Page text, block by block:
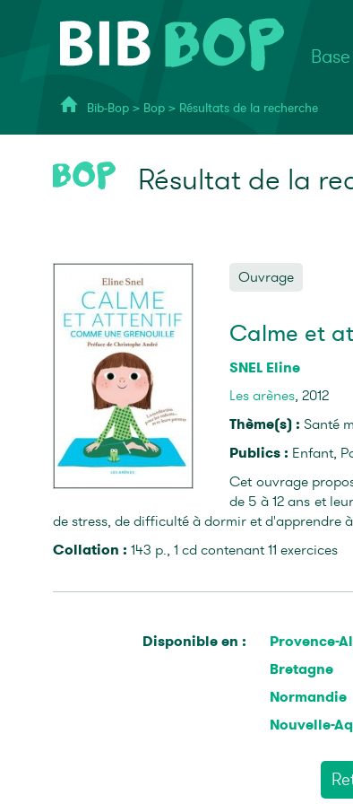
Bib-Bop > Bop> Résultats de la recherche
Résultat de la
Ouvrage
Calme et
SNEL Eline
Les arènes, 2012
Thème(s) : Santé
Publics : Enfant,
Cet ouvrage
de 5 à 12 ans et
de stress, de difficulté à dormir et d'apprendre
Collation : 143 p., 1 cd contenant 11 exercices
Disponible en :
Provence-
Bretagne
Normandie
Nouvelle-